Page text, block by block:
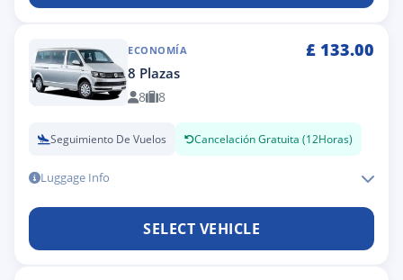
ECONOMÍA £ 133.00
8 Plazas
8 8
Seguimiento De Vuelos Cancelación Gratuita (12Horas)
Luggage Info
SELECT VEHICLE